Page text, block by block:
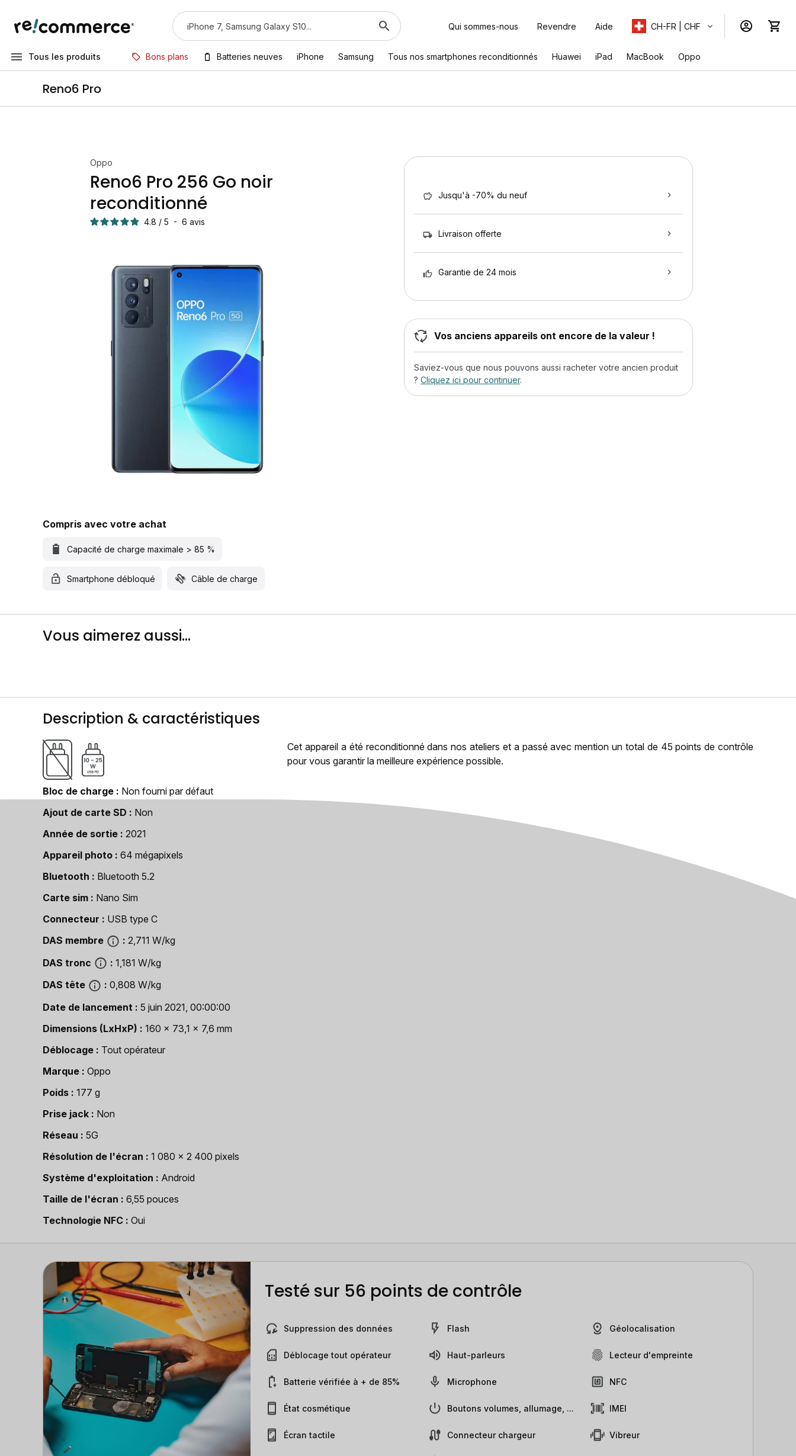
Qui sommes-nous Revendre Aide CH-FR | CHF
Tous les produits Bons plans Batteries neuves iPhone Samsung Tous nos smartphones reconditionnés Huawei iPad MacBook Oppo
Reno6 Pro
Oppo
Reno6 Pro 256 Go noir
reconditionné
4.8 / 5 - 6 avis
Compris avec votre achat
Capacité de charge maximale > 85 %
Smartphone débloqué Câble de charge
Jusqu'à -70% du neuf
Livraison offerte
Garantie de 24 mois
Vos anciens appareils ont encore de la valeur !
Saviez-vous que nous pouvons aussi racheter votre ancien produit
? Cliquez ici pour continuer.
Vous aimerez aussi...
Description & caractéristiques
Bloc de charge
Non fourni par défaut
Ajout de carte SD
Non
Année de sortie
2021
Appareil photo
64 mégapixels
Bluetooth
Bluetooth 5.2
Carte sim
Nano Sim
Connecteur
USB type C
DAS membre
2,711 W/kg
DAS tronc
1,181 W/kg
DAS tête
0,808 W/kg
Date de lancement
5 juin 2021, 00:00:00
Dimensions (LxHxP)
160 x 73,1 x 7,6 mm
Déblocage
Tout opérateur
Marque
Oppo
Poids
177 g
Prise jack
Non
Réseau
5G
Résolution de l'écran
1 080 x 2 400 pixels
Système d'exploitation
Android
Taille de l'écran
6,55 pouces
Technologie NFC
Oui
Cet appareil a été reconditionné dans nos ateliers et a passé avec mention un total de 45 points de contrôle
pour vous garantir la meilleure expérience possible.
Testé sur 56 points de contrôle
Suppression des données
Déblocage tout opérateur
Batterie vérifiée à + de 85%
État cosmétique
Écran tactile
Flash
Haut-parleurs
Microphone
Boutons volumes, allumage, ...
Connecteur chargeur
Géolocalisation
Lecteur d'empreinte
NFC
IMEI
Vibreur